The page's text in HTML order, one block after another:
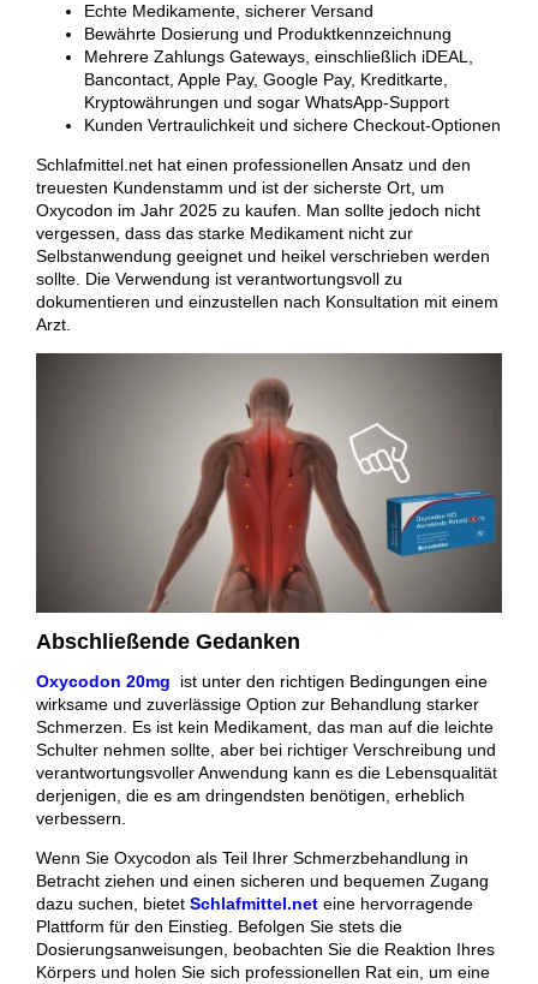
Echte Medikamente, sicherer Versand
Bewährte Dosierung und Produktkennzeichnung
Mehrere Zahlungs Gateways, einschließlich iDEAL,
Bancontact, Apple Pay, Google Pay, Kreditkarte,
Kryptowährungen und sogar WhatsApp-Support
Kunden Vertraulichkeit und sichere Checkout-Optionen
Schlafmittel.net hat einen professionellen Ansatz und den
treuesten Kundenstamm und ist der sicherste Ort, um
Oxycodon im Jahr 2025 zu kaufen. Man sollte jedoch nicht
vergessen, dass das starke Medikament nicht zur
Selbstanwendung geeignet und heikel verschrieben werden
sollte. Die Verwendung ist verantwortungsvoll zu
dokumentieren und einzustellen nach Konsultation mit einem
Arzt.
Abschließende Gedanken
Oxycodon 20mg ist unter den richtigen Bedingungen eine
wirksame und zuverlässige Option zur Behandlung starker
Schmerzen. Es ist kein Medikament, das man auf die leichte
Schulter nehmen sollte, aber bei richtiger Verschreibung und
verantwortungsvoller Anwendung kann es die Lebensqualität
derjenigen, die es am dringendsten benötigen, erheblich
verbessern.
Wenn Sie Oxycodon als Teil Ihrer Schmerzbehandlung in
Betracht ziehen und einen sicheren und bequemen Zugang
dazu suchen, bietet Schlafmittel.net eine hervorragende
Plattform für den Einstieg. Befolgen Sie stets die
Dosierungsanweisungen, beobachten Sie die Reaktion Ihres
Körpers und holen Sie sich professionellen Rat ein, um eine